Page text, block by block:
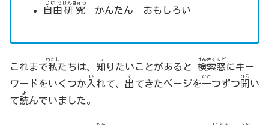
自由
じゆう
研究
けんきゅう
かんたん おもしろい
これまで私
わたし
たちは、 知
し
りたいことがあると 検索窓
けんさくまど
にキー
ワードをいくつか 入
い
れて、 出
で
てきたページを一
ひと
つずつ開
ひら
い
て読
よ
んでいました。